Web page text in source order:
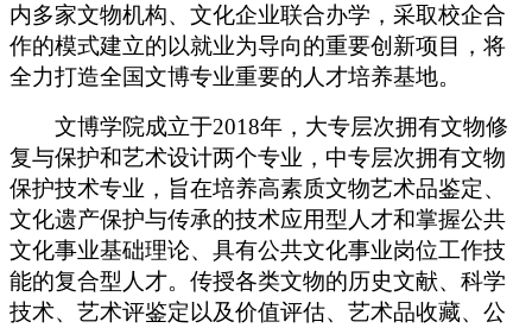
内多家文物机构、文化企业联合办学，采取校企合
作的模式建立的以就业为导向的重要创新项目，将
全力打造全国文博专业重要的人才培养基地。
文博学院成立于2018年，大专层次拥有文物修
复与保护和艺术设计两个专业，中专层次拥有文物
保护技术专业，旨在培养高素质文物艺术品鉴定、
文化遗产保护与传承的技术应用型人才和掌握公共
文化事业基础理论、具有公共文化事业岗位工作技
能的复合型人才。传授各类文物的历史文献、科学
技术、艺术评鉴定以及价值评估、艺术品收藏、公